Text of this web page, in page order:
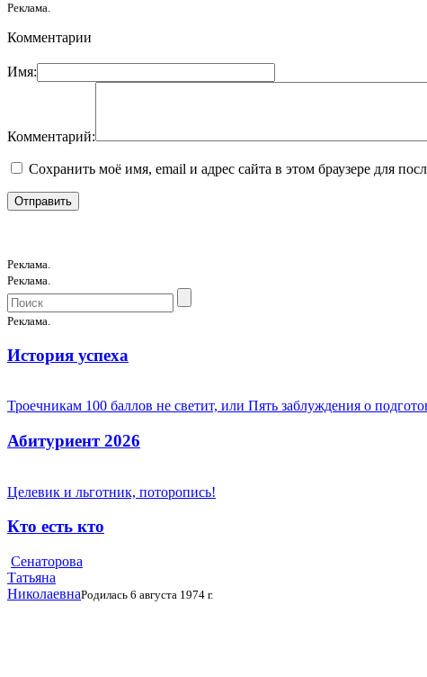
Реклама.
Комментарии
Имя:
Комментарий:
Сохранить моё имя, email и адрес сайта в этом браузере для
Реклама.
Реклама.
Реклама.
История успеха
Троечникам 100 баллов не светит, или Пять заблуждения о
Абитуриент 2026
Целевик и льготник, поторопись!
Кто есть кто
Сенаторова
Татьяна
НиколаевнаРодилась 6 августа 1974 г.